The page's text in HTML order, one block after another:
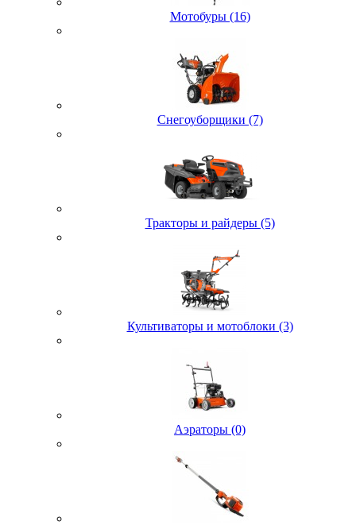
Мотобуры (16)
Снегоуборщики (7)
Тракторы и райдеры (5)
Культиваторы и мотоблоки (3)
Аэраторы (0)